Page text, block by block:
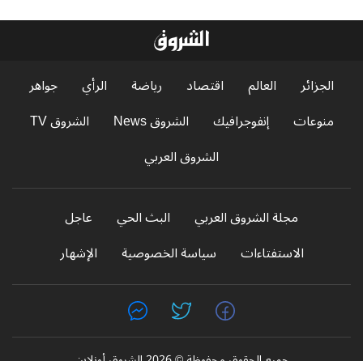
الجزائر العالم اقتصاد رياضة الرأي
جواهر
منوعات
إنفوجرافيك الشروق News
الشروق TV
الشروق العربي
مجلة الشروق العربي البث الحي
عاجل
الاستفتاءات
سياسة الخصوصية الإشهار